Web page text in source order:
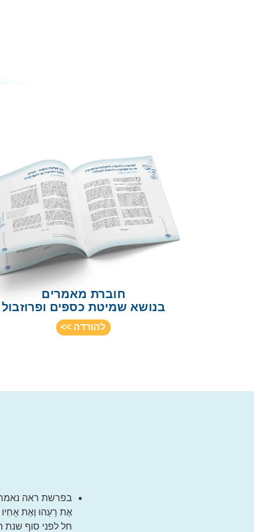
חוברת מאמרים
בנושא שמיטת כספים ופרוזבול
להורדה >>
בפרשת ראה
אֶת רֵעֵהוּ וְאֶת
חל לפני סוף שנת